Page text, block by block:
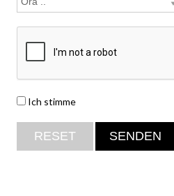
Ich stimme